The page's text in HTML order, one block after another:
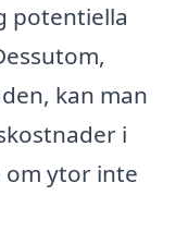
potentiella
kan man
i
om ytor inte